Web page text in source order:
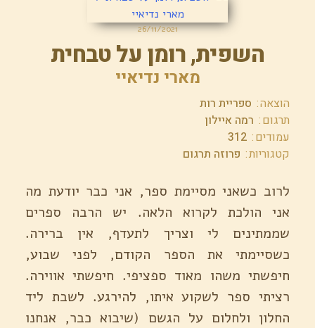
26/11/2021
השפית, רומן על טבחית
מארי נדיאיי
הוצאה ספריית רות
תרגום רמה איילון
עמודים 312
קטגוריות פרוזה תרגום
לרוב כשאני מסיימת ספר, אני כבר יודעת מה
אני הולכת לקרוא הלאה. יש הרבה ספרים
שממתינים לי וצריך לתעדף, אין ברירה.
כשסיימתי את הספר הקודם, לפני שבוע,
חיפשתי משהו מאוד ספציפי. חיפשתי אווירה.
רציתי ספר לשקוע איתו, להירגע. לשבת ליד
החלון ולחלום על הגשם (שיבוא כבר, אנחנו